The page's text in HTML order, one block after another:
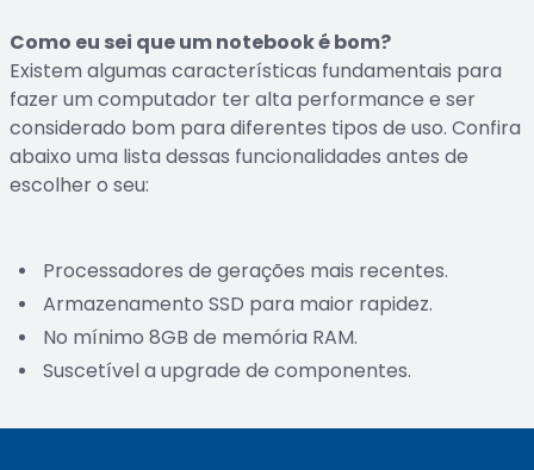
Como eu sei que um notebook é bom?
Existem algumas características fundamentais para
fazer um computador ter alta performance e ser
considerado bom para diferentes tipos de uso. Confira
abaixo uma lista dessas funcionalidades antes de
escolher o seu:
Processadores de gerações mais recentes.
Armazenamento SSD para maior rapidez.
No mínimo 8GB de memória RAM.
Suscetível a upgrade de componentes.